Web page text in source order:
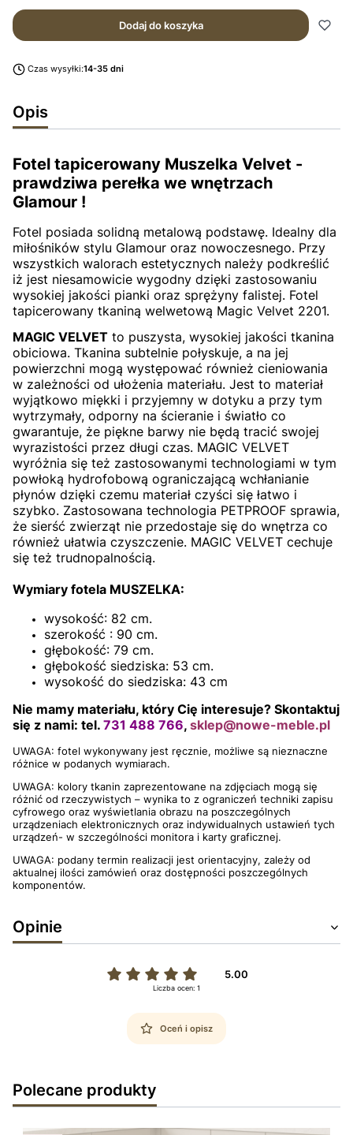
Dodaj do koszyka
Czas wysyłki:14-35 dni
Opis
Fotel tapicerowany Muszelka Velvet -
prawdziwa perełka we wnętrzach
Glamour !
Fotel posiada solidną metalową podstawę. Idealny dla
miłośników stylu Glamour oraz nowoczesnego. Przy
wszystkich walorach estetycznych należy podkreślić
iż jest niesamowicie wygodny dzięki zastosowaniu
wysokiej jakości pianki oraz sprężyny falistej. Fotel
tapicerowany tkaniną welwetową Magic Velvet 2201.
MAGIC VELVET to puszysta, wysokiej jakości tkanina
obiciowa. Tkanina subtelnie połyskuje, a na jej
powierzchni mogą występować również cieniowania
w zależności od ułożenia materiału. Jest to materiał
wyjątkowo miękki i przyjemny w dotyku a przy tym
wytrzymały, odporny na ścieranie i światło co
gwarantuje, że piękne barwy nie będą tracić swojej
wyrazistości przez długi czas. MAGIC VELVET
wyróżnia się też zastosowanymi technologiami w tym
powłoką hydrofobową ograniczającą wchłanianie
płynów dzięki czemu materiał czyści się łatwo i
szybko. Zastosowana technologia PETPROOF sprawia,
że sierść zwierząt nie przedostaje się do wnętrza co
również ułatwia czyszczenie. MAGIC VELVET cechuje
się też trudnopalnością.
Wymiary fotela MUSZELKA:
wysokość: 82 cm.
szerokość : 90 cm.
głębokość: 79 cm.
głębokość siedziska: 53 cm.
wysokość do siedziska: 43 cm
Nie mamy materiału, który Cię interesuje? Skontaktuj
się z nami: tel. 731 488 766, sklep@nowe-meble.pl
UWAGA: fotel wykonywany jest ręcznie, możliwe są nieznaczne
różnice w podanych wymiarach.
UWAGA: kolory tkanin zaprezentowane na zdjęciach mogą się
różnić od rzeczywistych – wynika to z ograniczeń techniki zapisu
cyfrowego oraz wyświetlania obrazu na poszczególnych
urządzeniach elektronicznych oraz indywidualnych ustawień tych
urządzeń- w szczególności monitora i karty graficznej.
UWAGA: podany termin realizacji jest orientacyjny, zależy od
aktualnej ilości zamówień oraz dostępności poszczególnych
komponentów.
Opinie
5.00
Liczba ocen: 1
Oceń i opisz
Polecane produkty